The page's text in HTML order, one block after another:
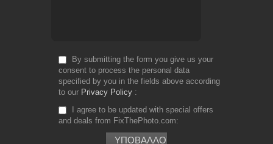
By submitting the form you give us your
consent to process the personal data
specified by you in the fields above according
to our Privacy Policy
I agree to be updated with special offers
and deals from FixThePhoto.com